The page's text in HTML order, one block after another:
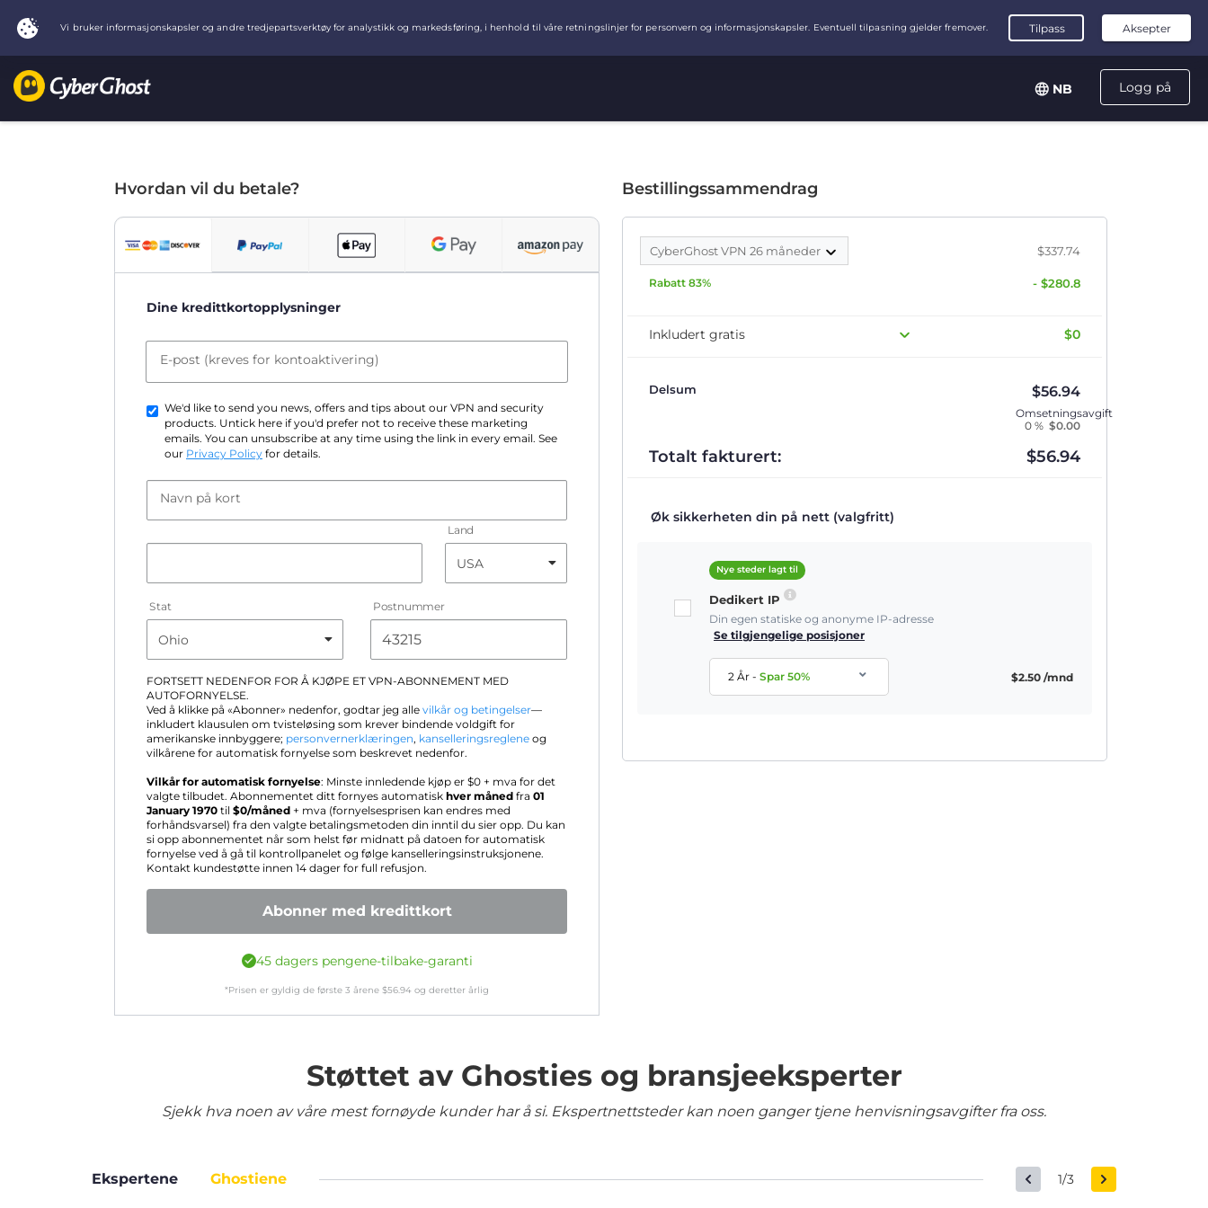
Logg på
NB
Hvordan vil du betale?
Dine kredittkortopplysninger
E-post (kreves for kontoaktivering)
We'd like to send you news, offers and tips about our VPN and security
products. Untick here if you'd prefer not to receive these marketing
emails. You can unsubscribe at any time using the link in every email. See
our Privacy Policy for details.
Navn på kort
Land
Stat Postnummer
FORTSETT NEDENFOR FOR Å KJØPE ET VPN-ABONNEMENT MED
AUTOFORNYELSE.
Ved å klikke på «Abonner» nedenfor, godtar jeg alle vilkår og betingelser—
inkludert klausulen om tvisteløsing som krever bindende voldgift for
amerikanske innbyggere; personvernerklæringen, kanselleringsreglene og
vilkårene for automatisk fornyelse som beskrevet nedenfor.
Vilkår for automatisk fornyelse: Minste innledende kjøp er $0 + mva for det
valgte tilbudet. Abonnementet ditt fornyes automatisk hver måned fra 01
January 1970 til $0/måned + mva (fornyelsesprisen kan endres med
forhåndsvarsel) fra den valgte betalingsmetoden din inntil du sier opp. Du kan
si opp abonnementet når som helst før midnatt på datoen for automatisk
fornyelse ved å gå til kontrollpanelet og følge kanselleringsinstruksjonene.
Kontakt kundestøtte innen 14 dager for full refusjon.
Abonner med kredittkort
45 dagers pengene-tilbake-garanti
*Prisen er gyldig de første 3 årene $56.94 og deretter årlig
Bestillingssammendrag
CyberGhost VPN 26 måneder $337.74
Rabatt 83% - $280.8
Inkludert gratis $0
Delsum $56.94
Omsetningsavgift
0 % $0.00
Totalt fakturert: $56.94
Øk sikkerheten din på nett (valgfritt)
Nye steder lagt til
Dedikert IP
Din egen statiske og anonyme IP-adresse
Se tilgjengelige posisjoner
2 År-Spar50% $2.50 /mnd
Støttet av Ghosties og bransjeeksperter
Sjekk hva noen av våre mest fornøyde kunder har å si. Ekspertnettsteder kan noen ganger tjene henvisningsavgifter fra oss.
Ekspertene Ghostiene 1/3